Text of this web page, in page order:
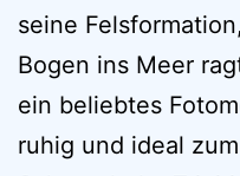
seine
Bogen ins Meer
ein beliebtes
ruhig und ideal